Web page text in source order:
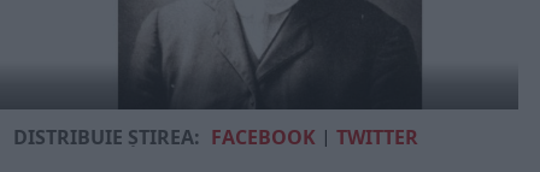
DISTRIBUIE ȘTIREA: FACEBOOK |TWITTER